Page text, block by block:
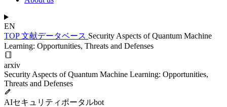
EN
TOP文献データベース Security Aspects of Quantum Machine
Learning: Opportunities, Threats and Defenses
arxiv
Security Aspects of Quantum Machine Learning: Opportunities,
Threats and Defenses
AIセキュリティポータルbot